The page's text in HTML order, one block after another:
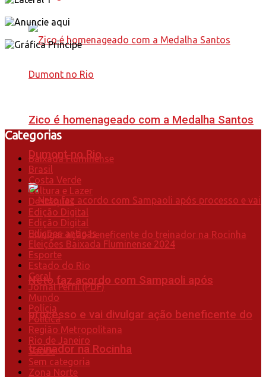
Zico é homenageado com a Medalha Santos
Dumont no Rio
Neto faz acordo com Sampaoli após
processo e vai divulgar ação beneficente do
treinador na Rocinha
Categorias
Baixada Fluminense
Brasil
Costa Verde
Cultura e Lazer
Destaques
Edição Digital
Edição Digital
Edições antigas
Eleições Baixada Fluminense 2024
Esporte
Estado do Rio
Geral
Jornal Perfil (PDF)
Mundo
Polícia
Política
Região Metropolitana
Rio de Janeiro
Saúde
Sem categoria
Zona Norte